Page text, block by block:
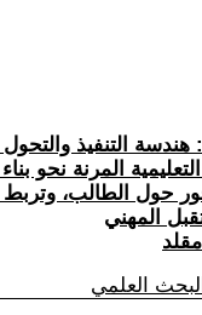
هندسة التنفيذ
المرنة نحو
حول الطالب، وتربط
المهني
العلمي